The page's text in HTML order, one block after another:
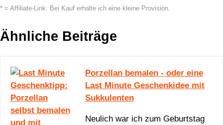
* = Affiliate-Link: Bei Kauf erhalte ich eine kleine Provision.
Ähnliche Beiträge
Porzellan bemalen - oder eine
Last Minute Geschenkidee mit
Sukkulenten
Neulich war ich zum Geburtstag